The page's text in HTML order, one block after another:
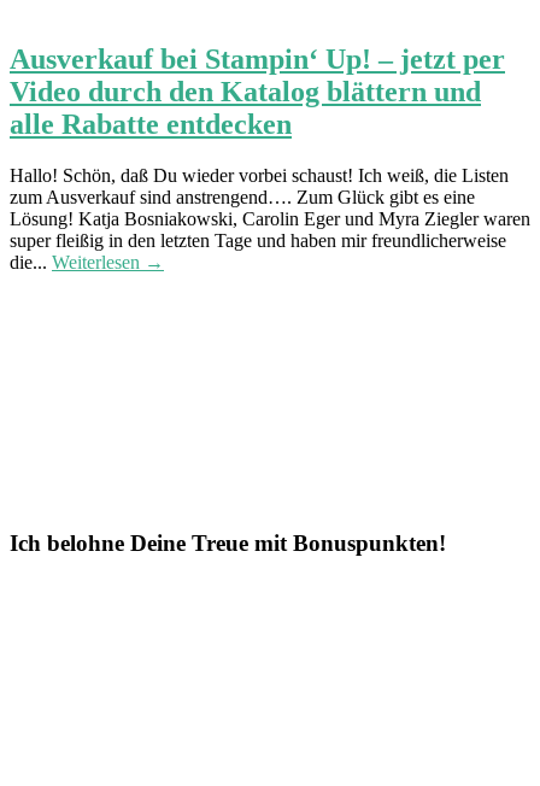
Ausverkauf bei Stampin‘ Up! – jetzt per
Video durch den Katalog blättern und
alle Rabatte entdecken
Hallo! Schön, daß Du wieder vorbei schaust! Ich weiß, die Listen
zum Ausverkauf sind anstrengend…. Zum Glück gibt es eine
Lösung! Katja Bosniakowski, Carolin Eger und Myra Ziegler waren
super fleißig in den letzten Tage und haben mir freundlicherweise
die... Weiterlesen →
Ich belohne Deine Treue mit Bonuspunkten!